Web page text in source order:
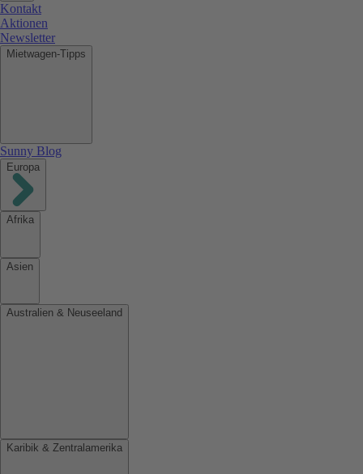
Kontakt
Aktionen
Newsletter
Mietwagen-Tipps
Sunny Blog
Europa
Afrika
Asien
Australien & Neuseeland
Karibik & Zentralamerika